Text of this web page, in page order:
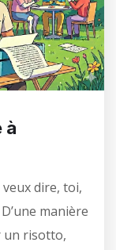
à
veux dire, toi,
manière
un risotto,